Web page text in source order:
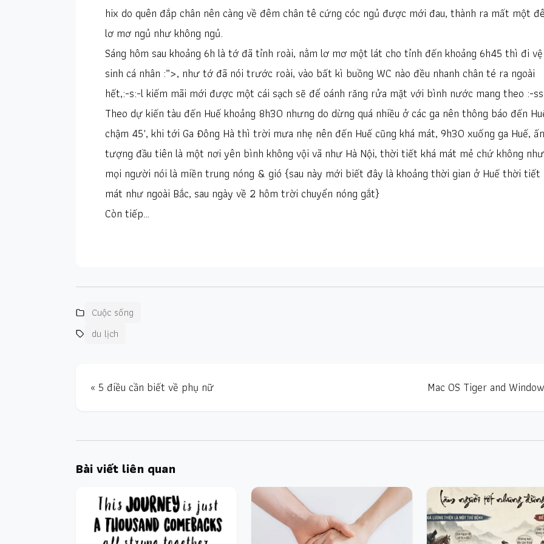
hix do quên đắp chân nên càng về đêm chân tê cứng cóc ngủ được mới đau, thành ra mất một
lơ mơ ngủ như không ngủ.
Sáng hôm sau khoảng 6h là tớ đã tỉnh roài, nằm lơ mơ một lát cho tỉnh đến khoảng 6h45 thì đi vệ
sinh cá nhân :”>, như tớ đã nói trước roài, vào bất kì buồng WC nào đều nhanh chân té ra ngoài
hết,:-s:-l kiếm mãi mới được một cái sạch sẽ để oánh răng rửa mặt với bình nước mang theo :-ss
Theo dự kiến tàu đến Huế khoảng 8h30 nhưng do dừng quá nhiều ở các ga nên thông báo đến
chậm 45′, khi tới Ga Đông Hà thì trời mưa nhẹ nên đến Huế cũng khá mát, 9h30 xuống ga Huế, ấn
tượng đầu tiên là một nơi yên bình không vội vã như Hà Nội, thời tiết khá mát mẻ chứ không như
mọi người nói là miền trung nóng & gió {sau này mới biết đây là khoảng thời gian ở Huế thời tiết
mát như ngoài Bắc, sau ngày về 2 hôm trời chuyển nóng gắt}
Còn tiếp…
Cuộc sống
du lịch
« 5 điều cần biết về phụ nữ Mac OS Tiger and
Bài viết liên quan